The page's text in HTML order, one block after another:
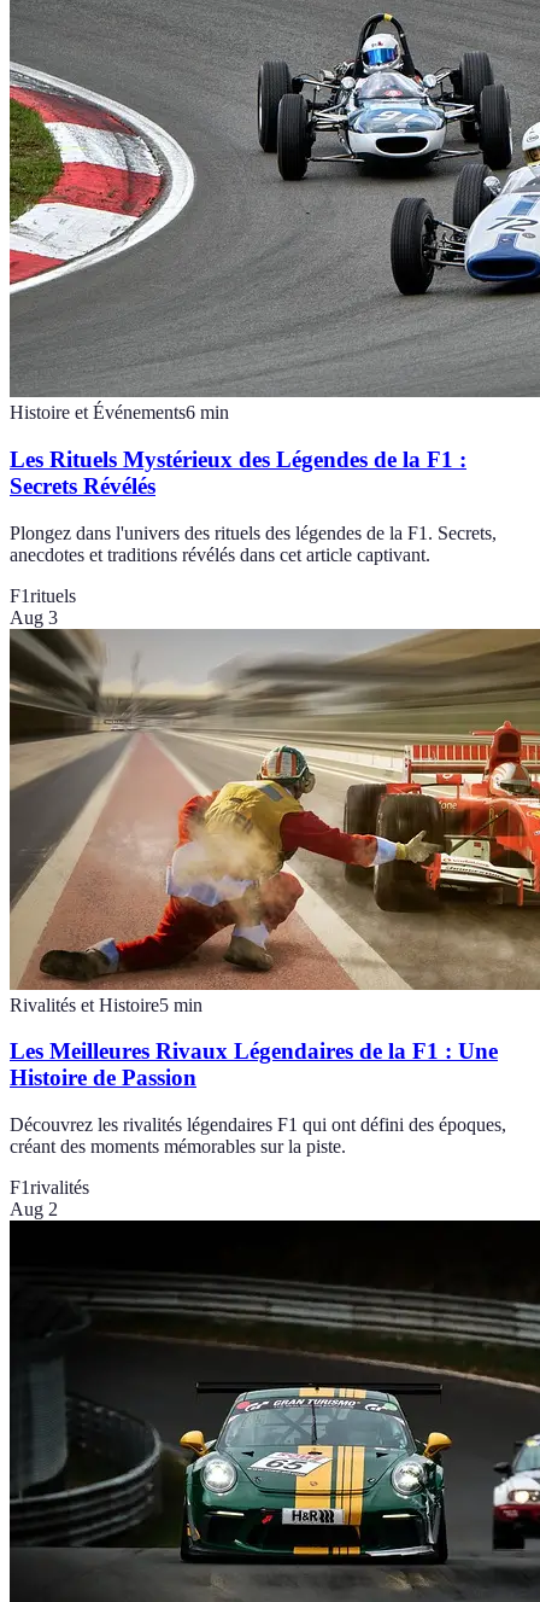
Histoire et Événements6 min
Les Rituels Mystérieux des Légendes de la F1 :
Secrets Révélés
Plongez dans l'univers des rituels des légendes de la F1. Secrets,
anecdotes et traditions révélés dans cet article captivant.
F1rituels
Aug 3
Rivalités et Histoire5 min
Les Meilleures Rivaux Légendaires de la F1 : Une
Histoire de Passion
Découvrez les rivalités légendaires F1 qui ont défini des époques,
créant des moments mémorables sur la piste.
F1rivalités
Aug 2